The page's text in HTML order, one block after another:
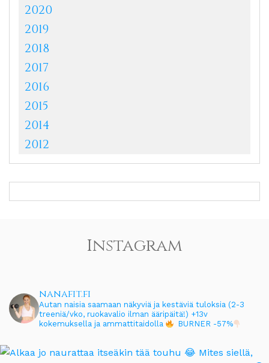
2020
2019
2018
2017
2016
2015
2014
2012
Instagram
nanafit.fi
Autan naisia saamaan näkyviä ja kestäviä tuloksia (2-3
treeniä/vko, ruokavalio ilman ääripäitä!) +13v
kokemuksella ja ammattitaidolla
BURNER -57%